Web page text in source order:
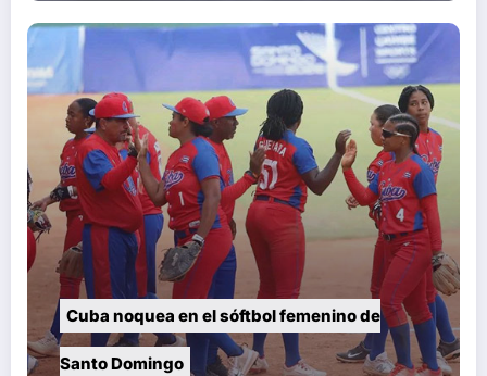
Cuba noquea en el sóftbol femenino de
Santo Domingo